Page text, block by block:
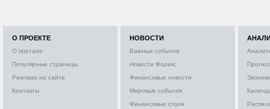
О ПРОЕКТЕ
О портале
Популярные страницы
Реклама на сайте
Контакты
НОВОСТИ
Важные события
Новости Форекс
Финансовые новости
Мировые события
Финансовые слухи